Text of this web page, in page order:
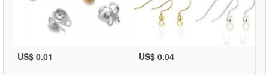
US$ 0.01 US$ 0.04